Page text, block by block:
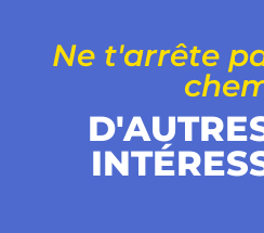
Ne t'arrête